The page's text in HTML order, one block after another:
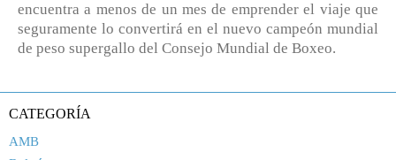
encuentra a menos de un mes de emprender el viaje que
seguramente lo convertirá en el nuevo campeón mundial
de peso supergallo del Consejo Mundial de Boxeo.
CATEGORÍA
AMB